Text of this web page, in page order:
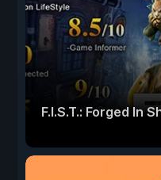
F.I.S.T.: Forged In